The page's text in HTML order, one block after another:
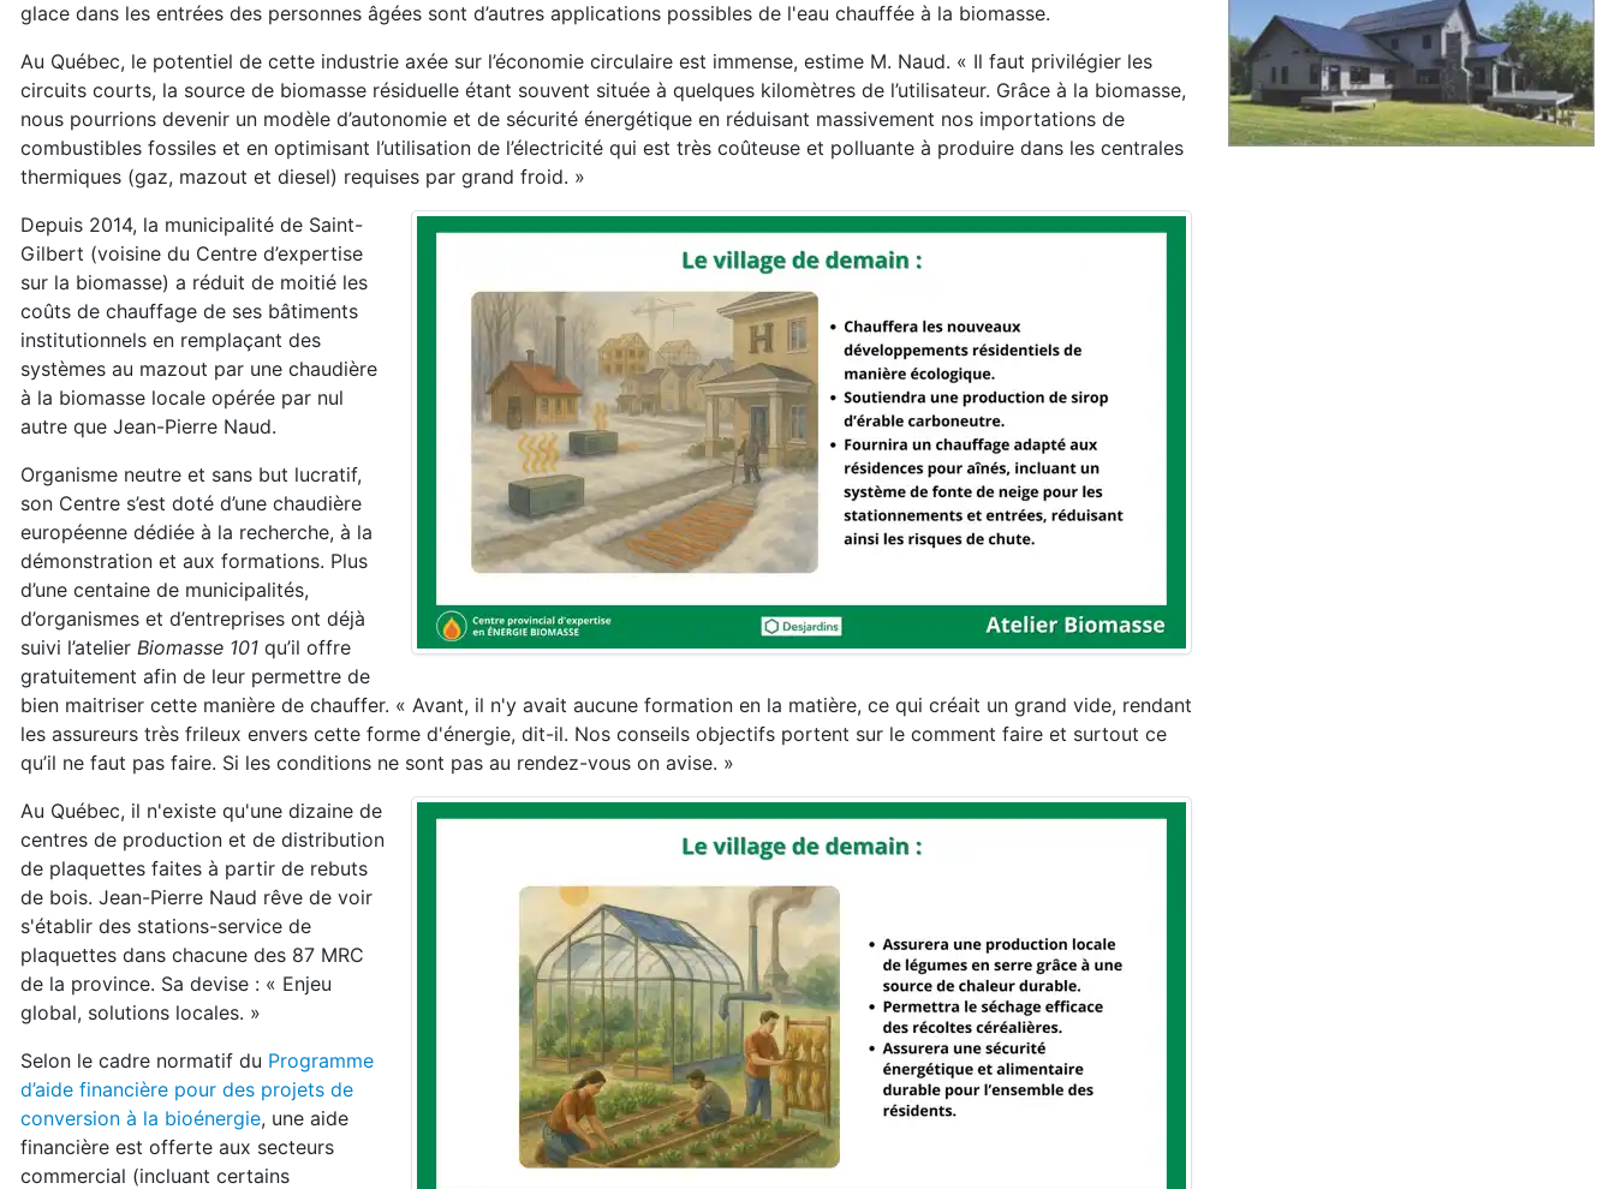
glace dans les entrées des personnes âgées sont d’autres applications possibles de l'eau chauffée à la biomasse.
Au Québec, le potentiel de cette industrie axée sur l’économie circulaire est immense, estime M. Naud. « Il faut privilégier les
circuits courts, la source de biomasse résiduelle étant souvent située à quelques kilomètres de l’utilisateur. Grâce à la biomasse,
nous pourrions devenir un modèle d’autonomie et de sécurité énergétique en réduisant massivement nos importations de
combustibles fossiles et en optimisant l’utilisation de l’électricité qui est très coûteuse et polluante à produire dans les centrales
thermiques (gaz, mazout et diesel) requises par grand froid. »
Depuis 2014, la municipalité de Saint-
Gilbert (voisine du Centre d’expertise
sur la biomasse) a réduit de moitié les
coûts de chauffage de ses bâtiments
institutionnels en remplaçant des
systèmes au mazout par une chaudière
à la biomasse locale opérée par nul
autre que Jean-Pierre Naud.
Organisme neutre et sans but lucratif,
son Centre s’est doté d’une chaudière
européenne dédiée à la recherche, à la
démonstration et aux formations. Plus
d’une centaine de municipalités,
d’organismes et d’entreprises ont déjà
suivi l’atelier Biomasse 101 qu’il offre
gratuitement afin de leur permettre de
bien maitriser cette manière de chauffer. « Avant, il n'y avait aucune formation en la matière, ce qui créait un grand vide, rendant
les assureurs très frileux envers cette forme d'énergie, dit-il. Nos conseils objectifs portent sur le comment faire et surtout ce
qu’il ne faut pas faire. Si les conditions ne sont pas au rendez-vous on avise. »
Au Québec, il n'existe qu'une dizaine de
centres de production et de distribution
de plaquettes faites à partir de rebuts
de bois. Jean-Pierre Naud rêve de voir
s'établir des stations-service de
plaquettes dans chacune des 87 MRC
de la province. Sa devise : « Enjeu
global, solutions locales. »
Selon le cadre normatif du Programme
d’aide financière pour des projets de
conversion à la bioénergie, une aide
financière est offerte aux secteurs
commercial (incluant certains